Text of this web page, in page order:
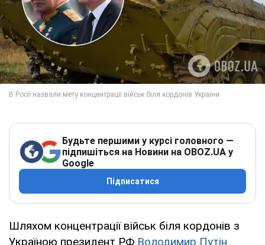
Будьте першими у курсі головного —
підпишіться на Новини на OBOZ.UA у
Google
Підписатися
Шляхом концентрації військ біля кордонів з
Україною президент РФ Володимир Путін